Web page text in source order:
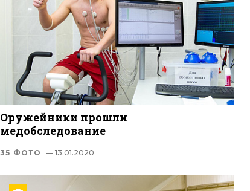
Оружейники прошли
медобследование
35 ФОТО — 13.01.2020